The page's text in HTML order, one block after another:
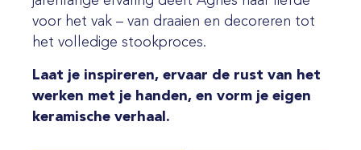
voor het vak – van draaien en decoreren tot
het volledige stookproces.
Laat je inspireren, ervaar de rust van het
werken met je handen, en vorm je eigen
keramische verhaal.